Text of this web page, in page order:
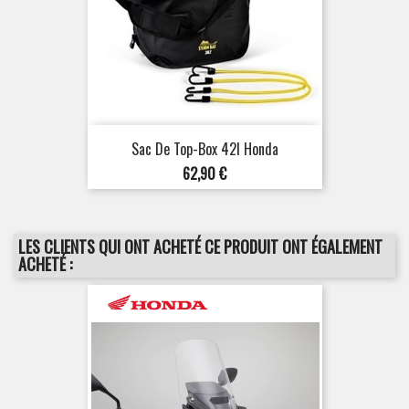
Sac De Top-Box 42l Honda
Prix
62,90 €
LES CLIENTS QUI ONT ACHETÉ CE PRODUIT ONT ÉGALEMENT
ACHETÉ :